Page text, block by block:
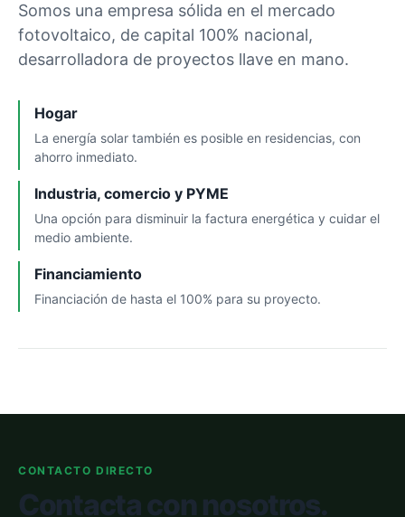
Somos una empresa sólida en el mercado
fotovoltaico, de capital 100% nacional,
desarrolladora de proyectos llave en mano.
Hogar
La energía solar también es posible en residencias, con
ahorro inmediato.
Industria, comercio y PYME
Una opción para disminuir la factura energética y cuidar el
medio ambiente.
Financiamiento
Financiación de hasta el 100% para su proyecto.
CONTACTO DIRECTO
Contacta con nosotros.